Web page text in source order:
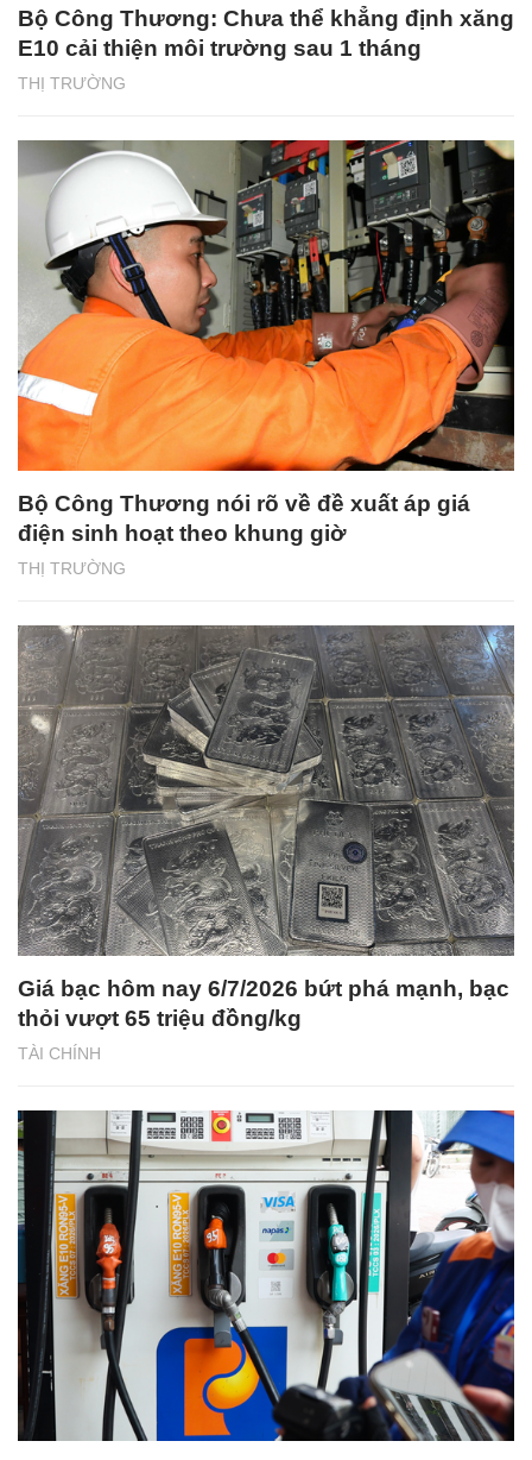
THỊ TRƯỜNG
Bộ Công Thương: Chưa thể khẳng định xăng
E10 cải thiện môi trường sau 1 tháng
THỊ TRƯỜNG
Bộ Công Thương nói rõ về đề xuất áp giá
điện sinh hoạt theo khung giờ
TÀI CHÍNH
Giá bạc hôm nay 6/7/2026 bứt phá mạnh, bạc
thỏi vượt 65 triệu đồng/kg